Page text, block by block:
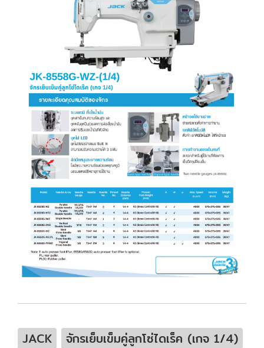
JACK
จักรเย็บเข็มคู่ลูกโซ่ไดเร็ค (เกจ 1/4)